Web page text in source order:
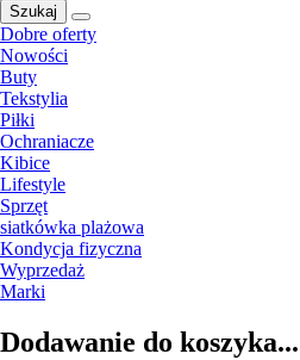
Szukaj
Dobre oferty
Nowości
Buty
Tekstylia
Piłki
Ochraniacze
Kibice
Lifestyle
Sprzęt
siatkówka plażowa
Kondycja fizyczna
Wyprzedaż
Marki
Dodawanie do koszyka...